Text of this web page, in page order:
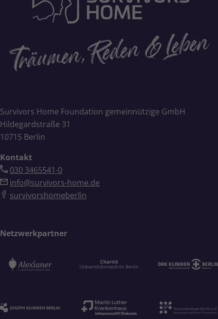
Survivors Home Foundation gemeinnützige GmbH
Hildegardstraße 31
10715 Berlin
Kontakt
030 3465541-0
info@survivors-home.de
survivorshomeberlin
Netzwerkpartner